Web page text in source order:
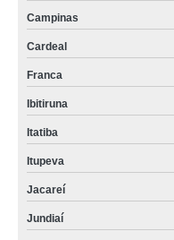
Campinas
Cardeal
Franca
Ibitiruna
Itatiba
Itupeva
Jacareí
Jundiaí